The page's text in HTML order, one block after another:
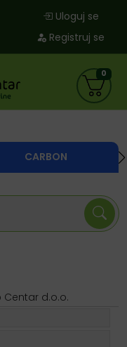
Uloguj se
Registruj se
CARBON
0
d.o.o.